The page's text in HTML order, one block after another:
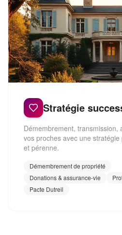
Stratégie
Démembrement,
vos proches avec une
et pérenne.
Démembrement de propriété
Donations & assurance-vie
Pacte Dutreil